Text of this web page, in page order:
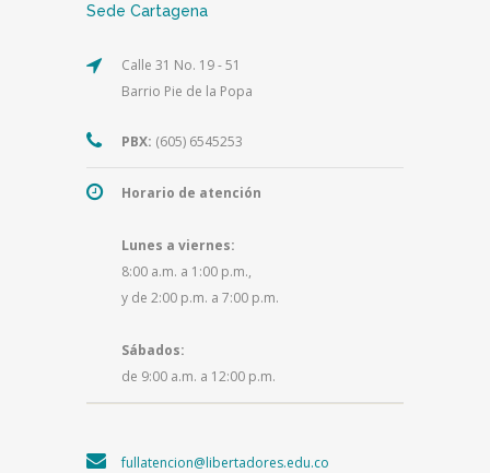
Sede Cartagena
Calle 31 No. 19 - 51
Barrio Pie de la Popa
PBX: (605) 6545253
Horario de atención
Lunes a viernes:
8:00 a.m. a 1:00 p.m.,
y de 2:00 p.m. a 7:00 p.m.
Sábados:
de 9:00 a.m. a 12:00 p.m.
fullatencion@libertadores.edu.co